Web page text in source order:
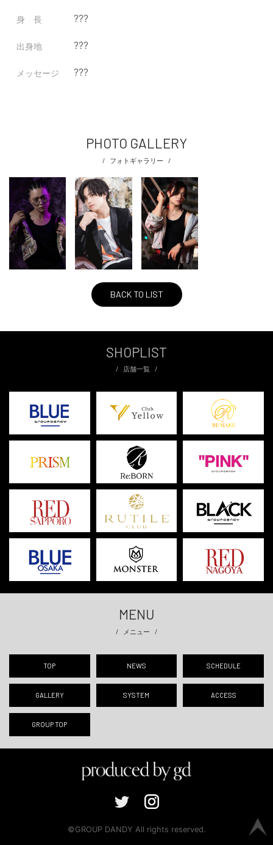
身 長 ???
出身地 ???
メッセージ ???
PHOTO GALLERY
フォトギャラリー
BACK TO LIST
SHOPLIST
店舗一覧
MENU
メニュー
TOP NEWS SCHEDULE
GALLERY SYSTEM ACCESS
GROUP TOP
©GROUP DANDY All rights reserved.